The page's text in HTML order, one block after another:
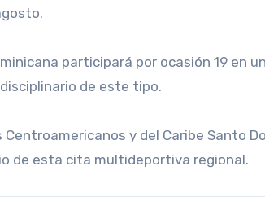
participará por ocasión 19 en
de este tipo.
Centroamericanos y del Caribe Santo
de esta cita multideportiva regional.